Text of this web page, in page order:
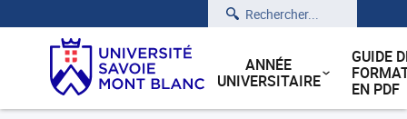
Rechercher
ANNÉE
UNIVERSITAIRE
GUIDE
EN PDF